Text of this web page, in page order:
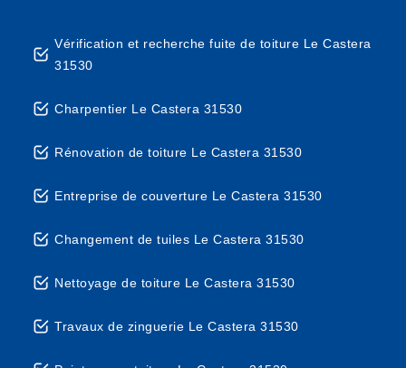
Vérification et recherche fuite de toiture Le Castera
31530
Charpentier Le Castera 31530
Rénovation de toiture Le Castera 31530
Entreprise de couverture Le Castera 31530
Changement de tuiles Le Castera 31530
Nettoyage de toiture Le Castera 31530
Travaux de zinguerie Le Castera 31530